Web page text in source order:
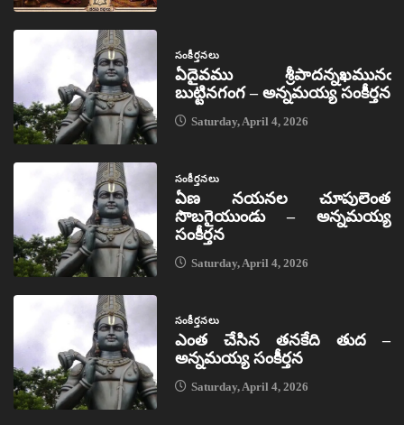
సంకీర్తనలు
ఏదైవము శ్రీపాదన్నఖమునఁ
బుట్టినగంగ – అన్నమయ్య సంకీర్తన
Saturday, April 4, 2026
సంకీర్తనలు
ఏణ నయనల చూపులెంత
సొబగైయుండు – అన్నమయ్య
సంకీర్తన
Saturday, April 4, 2026
సంకీర్తనలు
ఎంత చేసిన తనకేది తుద –
అన్నమయ్య సంకీర్తన
Saturday, April 4, 2026